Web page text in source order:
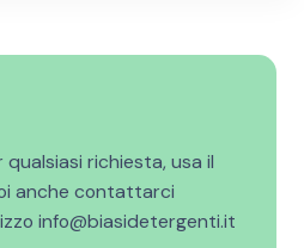
richiesta, usa il
anche contattarci
info@biasidetergenti.it